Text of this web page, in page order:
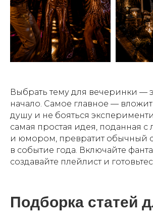
Выбрать тему для вечеринки —
начало. Самое главное —
душу и не бояться
самая простая идея, поданная
и юмором, превратит обычный
в событие года. Включайте
создавайте плейлист и
Подборка статей
КОКТЕЙЛИ, ЛИМОНАДЫ
подробнее